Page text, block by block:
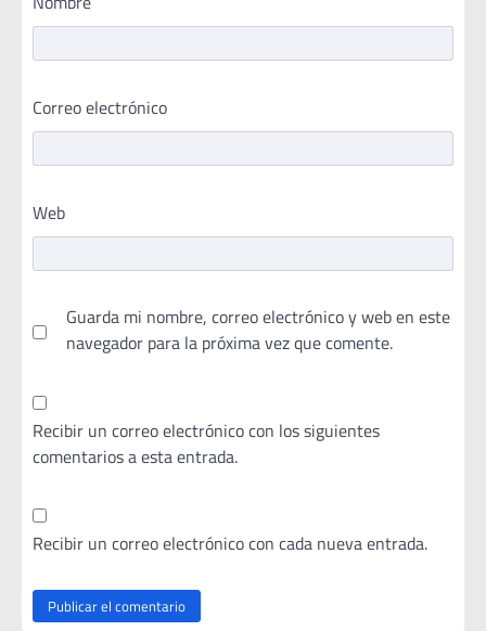
Correo electrónico
Web
Guarda mi nombre, correo electrónico y web en este
navegador para la próxima vez que comente.
Recibir un correo electrónico con los siguientes
comentarios a esta entrada.
Recibir un correo electrónico con cada nueva entrada.